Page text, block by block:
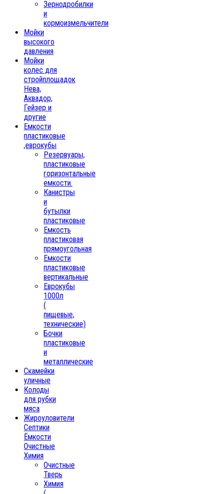
Зернодробилки
и
кормоизмельчители
Мойки
высокого
давления
Мойки
колес для
стройплощадок
Нева,
Аквадор,
Гейзер и
другие
Емкости
пластиковые
,еврокубы
Резервуары,
пластиковые
горизонтальные
емкости.
Канистры
и
бутылки
пластиковые
Емкость
пластиковая
прямоугольная
Емкости
пластиковые
вертикальные
Еврокубы
1000л
(
пищевые,
технические)
Бочки
пластиковые
и
металлические
Скамейки
уличные
Колоды
для рубки
мяса
Жироуловители
Септики
Ёмкости
Очистные
Химия
Очистные
Тверь
Химия